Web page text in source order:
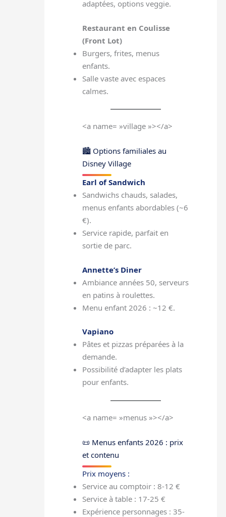
adaptées, options veggie.
Restaurant en Coulisse
(Front Lot)
Burgers, frites, menus
enfants.
Salle vaste avec espaces
calmes.
<a name= »village »></a>
🏙 Options familiales au
Disney Village
Earl of Sandwich
Sandwichs chauds, salades,
menus enfants abordables (~6
€).
Service rapide, parfait en
sortie de parc.
Annette’s Diner
Ambiance années 50, serveurs
en patins à roulettes.
Menu enfant 2026 : ~12 €.
Vapiano
Pâtes et pizzas préparées à la
demande.
Possibilité d’adapter les plats
pour enfants.
<a name= »menus »></a>
📜 Menus enfants 2026 : prix
et contenu
Prix moyens :
Service au comptoir : 8-12 €
Service à table : 17-25 €
Expérience personnages : 35-